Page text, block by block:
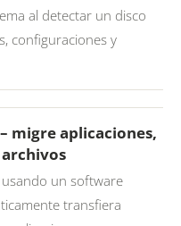
al detectar un disco
configuraciones y
migre aplicaciones,
un software
transfiera